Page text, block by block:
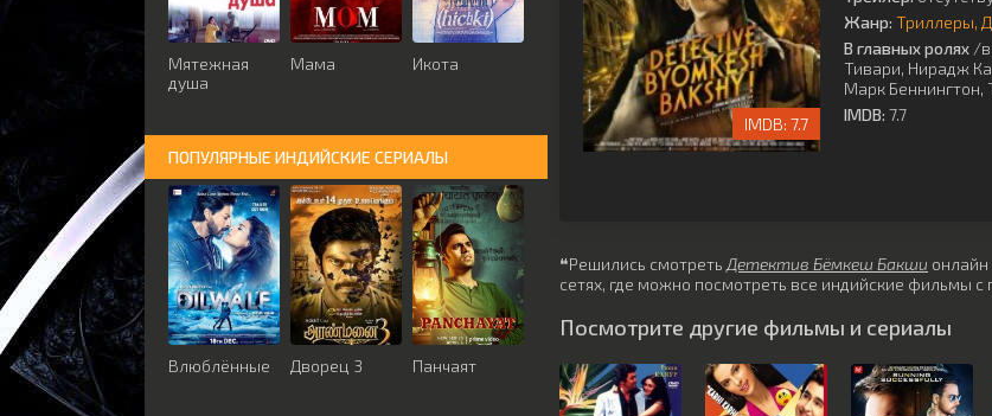
7.7
Жанр: Триллеры
В главных ролях /в
Тивари, Нирадж
Марк Беннингтон,
IMDB: 7.7
❝Решились смотреть Детектив Бёмкеш Бакши онлайн
сетях, где можно посмотреть все индийские фильмы
Посмотрите другие фильмы и сериалы
Мятежная
душа
Мама Икота
ПОПУЛЯРНЫЕ ИНДИЙСКИЕ СЕРИАЛЫ
Влюблённые Дворец 3 Панчаят